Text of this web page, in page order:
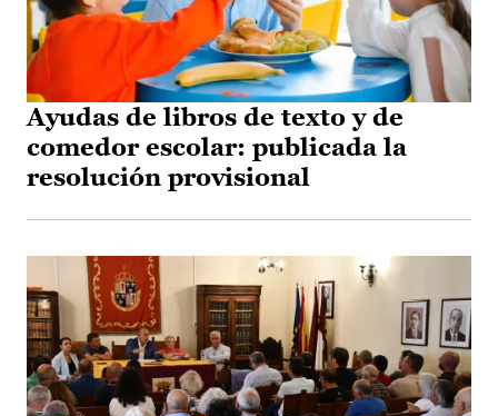
Ayudas de libros de texto y de
comedor escolar: publicada la
resolución provisional